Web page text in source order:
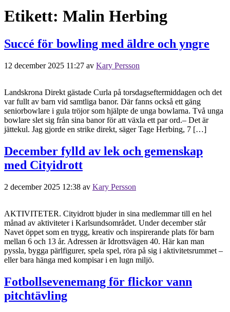
Etikett: Malin Herbing
Succé för bowling med äldre och yngre
12 december 2025 11:27 av Kary Persson
Landskrona Direkt gästade Curla på torsdagseftermiddagen och det
var fullt av barn vid samtliga banor. Där fanns också ett gäng
seniorbowlare i gula tröjor som hjälpte de unga bowlarna. Två unga
bowlare slet sig från sina banor för att växla ett par ord.– Det är
jättekul. Jag gjorde en strike direkt, säger Tage Herbing, 7 […]
December fylld av lek och gemenskap
med Cityidrott
2 december 2025 12:38 av Kary Persson
AKTIVITETER. Cityidrott bjuder in sina medlemmar till en hel
månad av aktiviteter i Karlsundsområdet. Under december står
Navet öppet som en trygg, kreativ och inspirerande plats för barn
mellan 6 och 13 år. Adressen är Idrottsvägen 40. Här kan man
pyssla, bygga pärlfigurer, spela spel, röra på sig i aktivitetsrummet –
eller bara hänga med kompisar i en lugn miljö.
Fotbollsevenemang för flickor vann
pitchtävling